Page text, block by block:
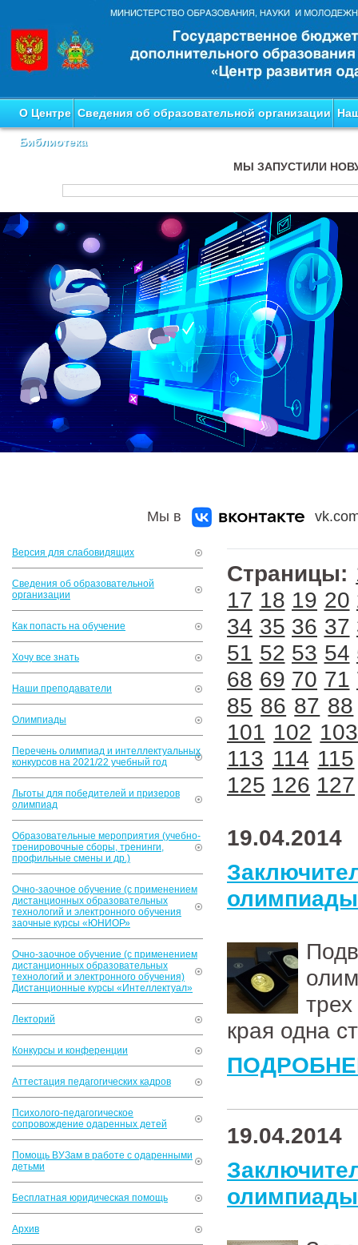
О Центре Сведения об образовательной организации
Библиотека
МЫ ЗАПУСТИЛИ
Мы в
Версия для слабовидящих
Сведения об образовательной
организации
Как попасть на обучение
Хочу все знать
Наши преподаватели
Олимпиады
Перечень олимпиад и интеллектуальных
конкурсов на 2021/22 учебный год
Льготы для победителей и призеров
олимпиад
Образовательные мероприятия (учебно-
тренировочные сборы, тренинги,
профильные смены и др.)
Очно-заочное обучение (с применением
дистанционных образовательных
технологий и электронного обучения
заочные курсы «ЮНИОР»
Очно-заочное обучение (с применением
дистанционных образовательных
технологий и электронного обучения)
Дистанционные курсы «Интеллектуал»
Лекторий
Конкурсы и конференции
Аттестация педагогических кадров
Психолого-педагогическое
сопровождение одаренных детей
Помощь ВУЗам в работе с одаренными
детьми
Бесплатная юридическая помощь
Архив
Страницы:
17 18 19 20
34 35 36 37
51 52 53 54
68 69 70 71
85 86 87 88
101 102 103
113 114 115
125 126 127
19.04.2014
олимпиады
края одна
19.04.2014